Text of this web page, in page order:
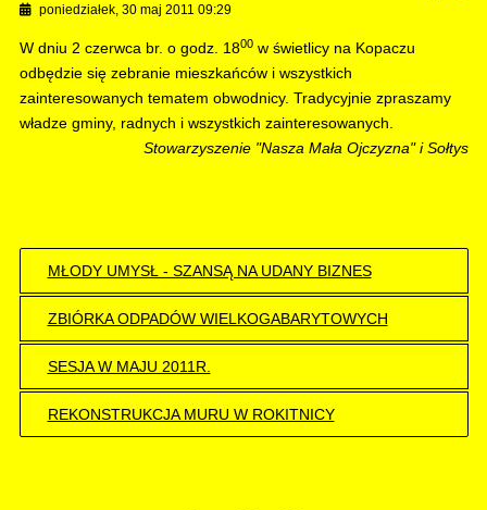
poniedziałek, 30 maj 2011 09:29
W dniu 2 czerwca br. o godz. 1800w świetlicy na Kopaczu
odbędzie się zebranie mieszkańców i wszystkich
zainteresowanych tematem obwodnicy. Tradycyjnie zpraszamy
władze gminy, radnych i wszystkich zainteresowanych.
Stowarzyszenie "Nasza Mała Ojczyzna" i Sołtys
MŁODY UMYSŁ - SZANSĄ NA UDANY BIZNES
ZBIÓRKA ODPADÓW WIELKOGABARYTOWYCH
SESJA W MAJU 2011R.
REKONSTRUKCJA MURU W ROKITNICY